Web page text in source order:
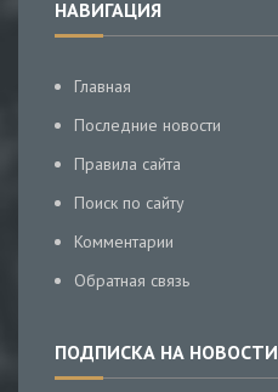
НАВИГАЦИЯ
Главная
Последние новости
Правила сайта
Поиск по сайту
Комментарии
Обратная связь
ПОДПИСКА НА НОВОСТИ